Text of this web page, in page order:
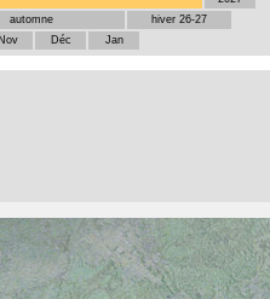
automne
hiver 26-27
Déc Jan